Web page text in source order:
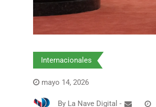
Internacionales
mayo 14, 2026
By La Nave Digital -